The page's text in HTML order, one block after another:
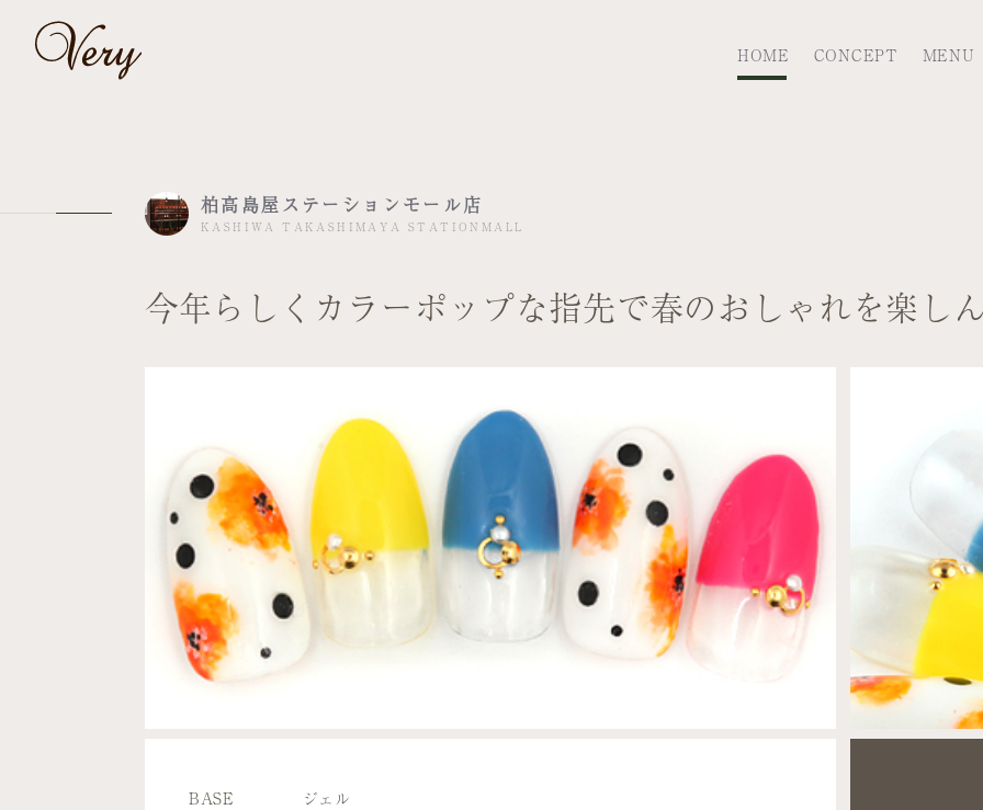
HOME CONCEPT MENU
柏高島屋ステーションモール店
KASHIWA TAKASHIMAYA STATIONMALL
今年らしくカラーポップな指先で春のおしゃれを楽し
BASE
ジェル